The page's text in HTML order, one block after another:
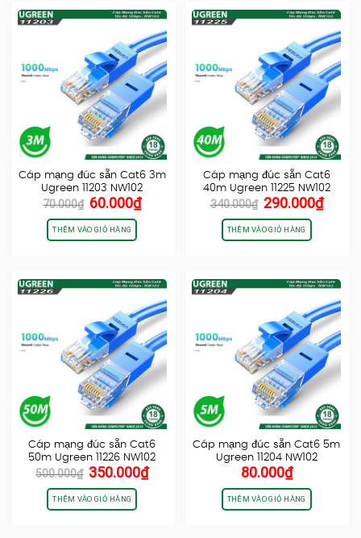
Cáp mạng đúc sẵn Cat6 3m
Ugreen 11203 NW102
70.000₫ Giá
gốc
là:
70.000₫.
60.000₫Giá
THÊM VÀO GIỎ HÀNG
Cáp mạng đúc sẵn Cat6
40m Ugreen 11225 NW102
340.000₫ Giá
gốc
là:
340.000₫.
290.000₫Giá
THÊM VÀO GIỎ HÀNG
Cáp mạng đúc sẵn Cat6
50m Ugreen 11226 NW102
500.000₫ Giá
gốc
là:
500.000₫.
350.000₫Giá
THÊM VÀO GIỎ HÀNG
Cáp mạng đúc sẵn Cat6 5m
Ugreen 11204 NW102
80.000₫
THÊM VÀO GIỎ HÀNG